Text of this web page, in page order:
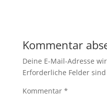
Kommentar
Deine E-Mail-Adresse
Erforderliche Felder
Kommentar *